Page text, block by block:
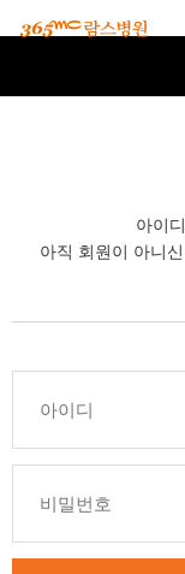
아이
아직 회원이 아니